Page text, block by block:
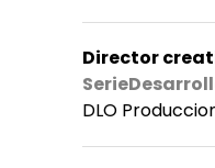
Director
DLO